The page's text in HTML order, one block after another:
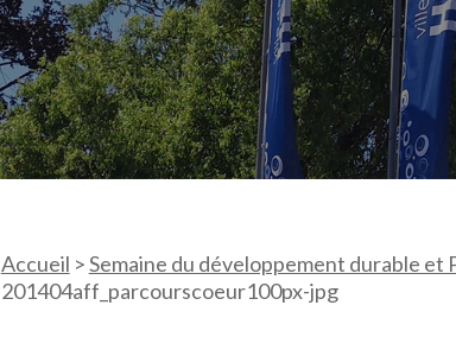
Accueil >Semaine du développement durable et
201404aff_parcourscoeur100px-jpg